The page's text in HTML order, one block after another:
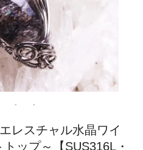
レスチャル水晶ワイ
ップ～【SUS316L・